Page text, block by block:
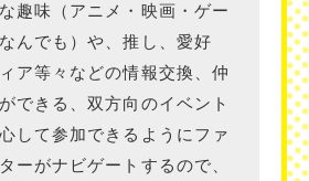
趣味（アニメ・映画・ゲー
んでも）や、推し、愛好
ア等々などの情報交換、仲
できる、双方向のイベント
して参加できるようにファ
ーがナビゲートするので、